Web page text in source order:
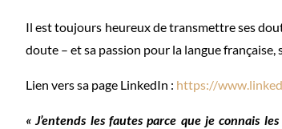
Il est toujours heureux de transmettre ses
doute – et sa passion pour la langue
Lien vers sa page LinkedIn : https://
« J’entends les fautes parce que je connais